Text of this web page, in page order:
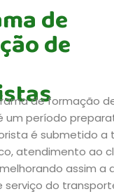
de
de
de formação
um período
é submetido a
atendimento ao
assim a
serviço do